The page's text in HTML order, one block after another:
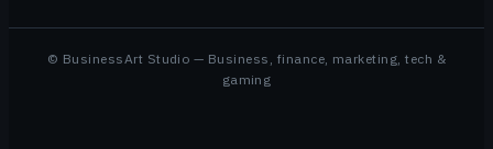
© BusinessArt Studio — Business, finance, marketing, tech &
gaming